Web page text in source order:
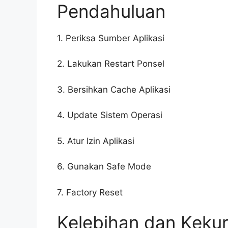
Pendahuluan
1. Periksa Sumber Aplikasi
2. Lakukan Restart Ponsel
3. Bersihkan Cache Aplikasi
4. Update Sistem Operasi
5. Atur Izin Aplikasi
6. Gunakan Safe Mode
7. Factory Reset
Kelebihan dan